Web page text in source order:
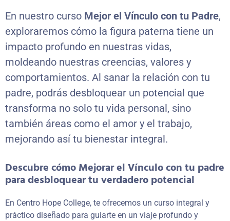
En nuestro curso Mejor el Vínculo con tu Padre,
exploraremos cómo la figura paterna tiene un
impacto profundo en nuestras vidas,
moldeando nuestras creencias, valores y
comportamientos. Al sanar la relación con tu
padre, podrás desbloquear un potencial que
transforma no solo tu vida personal, sino
también áreas como el amor y el trabajo,
mejorando así tu bienestar integral.
Descubre cómo Mejorar el Vínculo con tu padre
para desbloquear tu verdadero potencial
En Centro Hope College, te ofrecemos un curso integral y
práctico diseñado para guiarte en un viaje profundo y